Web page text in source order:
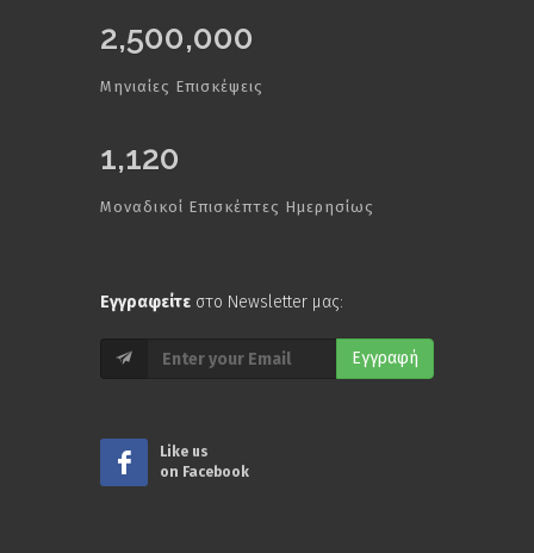
2,500,000
Μηνιαίες Επισκέψεις
1,120
Μοναδικοί Επισκέπτες Ημερησίως
Εγγραφείτε στο Newsletter μας:
Εγγραφή
Like us
on Facebook